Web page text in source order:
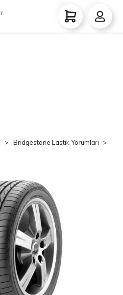
Bridgestone Lastik Yorumları